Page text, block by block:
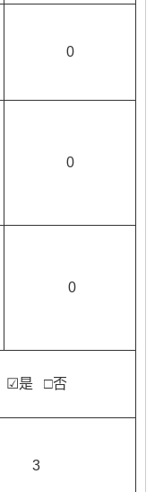
0
0
0
☑是 □否
3